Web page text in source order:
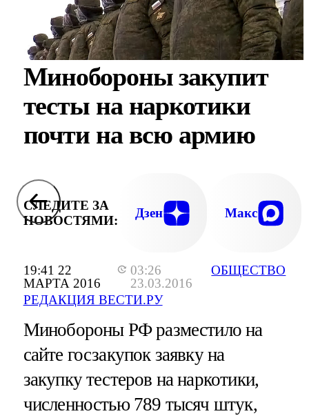
19:41 22
МАРТА 2016
03:26
23.03.2016
РЕДАКЦИЯ ВЕСТИ.РУ
ОБЩЕСТВО
Минобороны закупит
тесты на наркотики
почти на всю армию
СЛЕДИТЕ ЗА
НОВОСТЯМИ:
Дзен Макс
Минобороны РФ разместило на
сайте госзакупок заявку на
закупку тестеров на наркотики,
численностью 789 тысяч штук,